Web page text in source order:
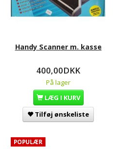
Handy Scanner m. kasse
400,00DKK
På lager
LÆG I KURV
Tilføj ønskeliste
POPULÆR